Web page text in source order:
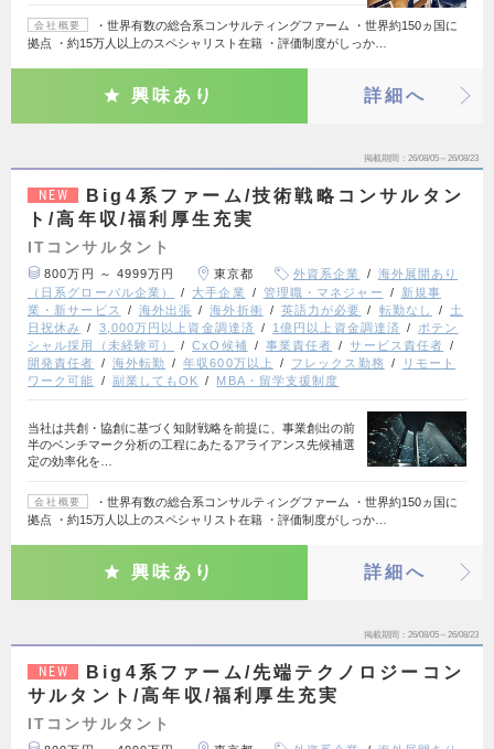
会社概要
・世界有数の総合系コンサルティングファーム ・世界約150ヵ国に
拠点 ・約15万人以上のスペシャリスト在籍 ・評価制度がしっか…
興味あり 詳細へ
掲載期間 26/08/05～26/08/23
NEW
Big4系ファーム/技術戦略コンサルタン
ト/高年収/福利厚生充実
ITコンサルタント
800万円 ～ 4999万円 東京都 外資系企業
海外展開あり
（日系グローバル企業）
大手企業 管理職・マネジャー
新規事
業・新サービス
海外出張 海外折衝 英語力が必要 転勤なし
土
日祝休み
3,000万円以上資金調達済 1億円以上資金調達済
ポテン
シャル採用（未経験可）
CxO候補 事業責任者
サービス責任者
開発責任者
海外転勤 年収600万以上 フレックス勤務
リモート
ワーク可能
副業してもOK MBA・留学支援制度
当社は共創・協創に基づく知財戦略を前提に、事業創出の前
半のベンチマーク分析の工程にあたるアライアンス先候補選
定の効率化を…
会社概要
・世界有数の総合系コンサルティングファーム ・世界約150ヵ国に
拠点 ・約15万人以上のスペシャリスト在籍 ・評価制度がしっか…
興味あり 詳細へ
掲載期間 26/08/05～26/08/23
NEW
Big4系ファーム/先端テクノロジーコン
サルタント/高年収/福利厚生充実
ITコンサルタント